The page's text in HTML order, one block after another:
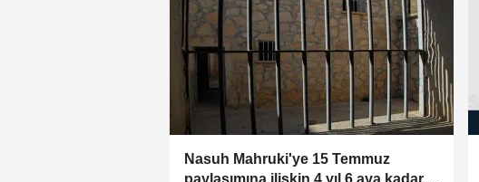
Nasuh Mahruki'ye 15 Temmuz
paylaşımına ilişkin 4 yıl 6 aya kadar